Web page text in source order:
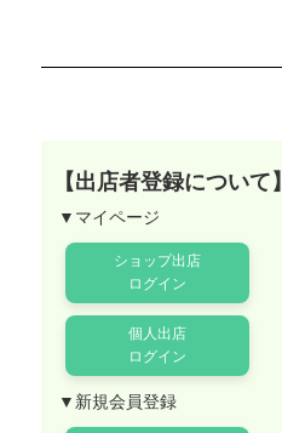
【出店者登録について】
▼マイページ
ショップ出店
ログイン
個人出店
ログイン
▼新規会員登録